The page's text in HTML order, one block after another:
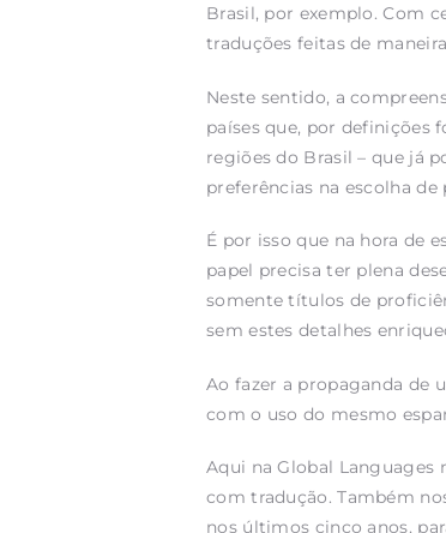
Brasil, por exemplo. Com
traduções feitas de
Neste sentido, a
países que, por definições
regiões do Brasil – que já
preferências na escolha de
É por isso que na hora de
papel precisa ter plena
somente títulos de
sem estes detalhes
Ao fazer a propaganda de
com o uso do mesmo
Aqui na Global Languages
com tradução. Também
nos últimos cinco anos,